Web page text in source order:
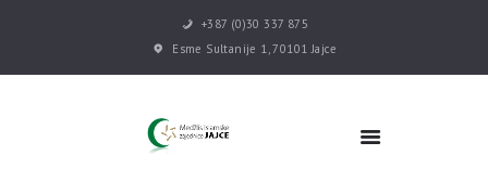
+387 (0)30 337 875
Esme Sultanije 1, 70101 Jajce
POČETNA